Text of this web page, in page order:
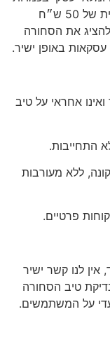
גדולות, ללא עמלות וללא תיווך בעלות סמלית של 50 ש״ח
את הסחורה
באופן ישיר.
אחראי על טיב
התחייבות.
ללא מעורבות
פרטיים.
אין לנו קשר ישיר
טיב הסחורה
על המשתמשים.